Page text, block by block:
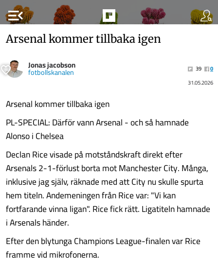
menu_open
Arsenal kommer tillbaka igen
Jonas jacobson
fotbollskanalen 39
0
31.05.2026
Arsenal kommer tillbaka igen
PL-SPECIAL: Därför vann Arsenal - och så hamnade
Alonso i Chelsea
Declan Rice visade på motståndskraft direkt efter
Arsenals 2-1-förlust borta mot Manchester City. Många,
inklusive jag själv, räknade med att City nu skulle spurta
hem titeln. Andemeningen från Rice var: "Vi kan
fortfarande vinna ligan". Rice fick rätt. Ligatiteln hamnade
i Arsenals händer.
Efter den blytunga Champions League-finalen var Rice
framme vid mikrofonerna.